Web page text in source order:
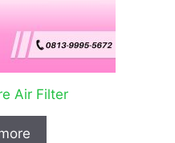
Air Filter